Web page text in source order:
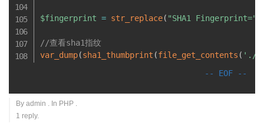
$fingerprint = str_replace( "SHA1 Fingerprint="
//查看sha1指纹
var_dump(sha1_thumbprint (file_get_contents ( './
By admin . In PHP .
1 reply.